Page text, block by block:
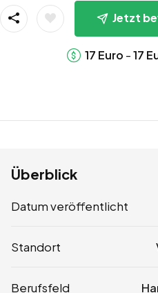
Jetzt
17 Euro -17
Überblick
Datum veröffentlicht
Standort
Berufsfeld